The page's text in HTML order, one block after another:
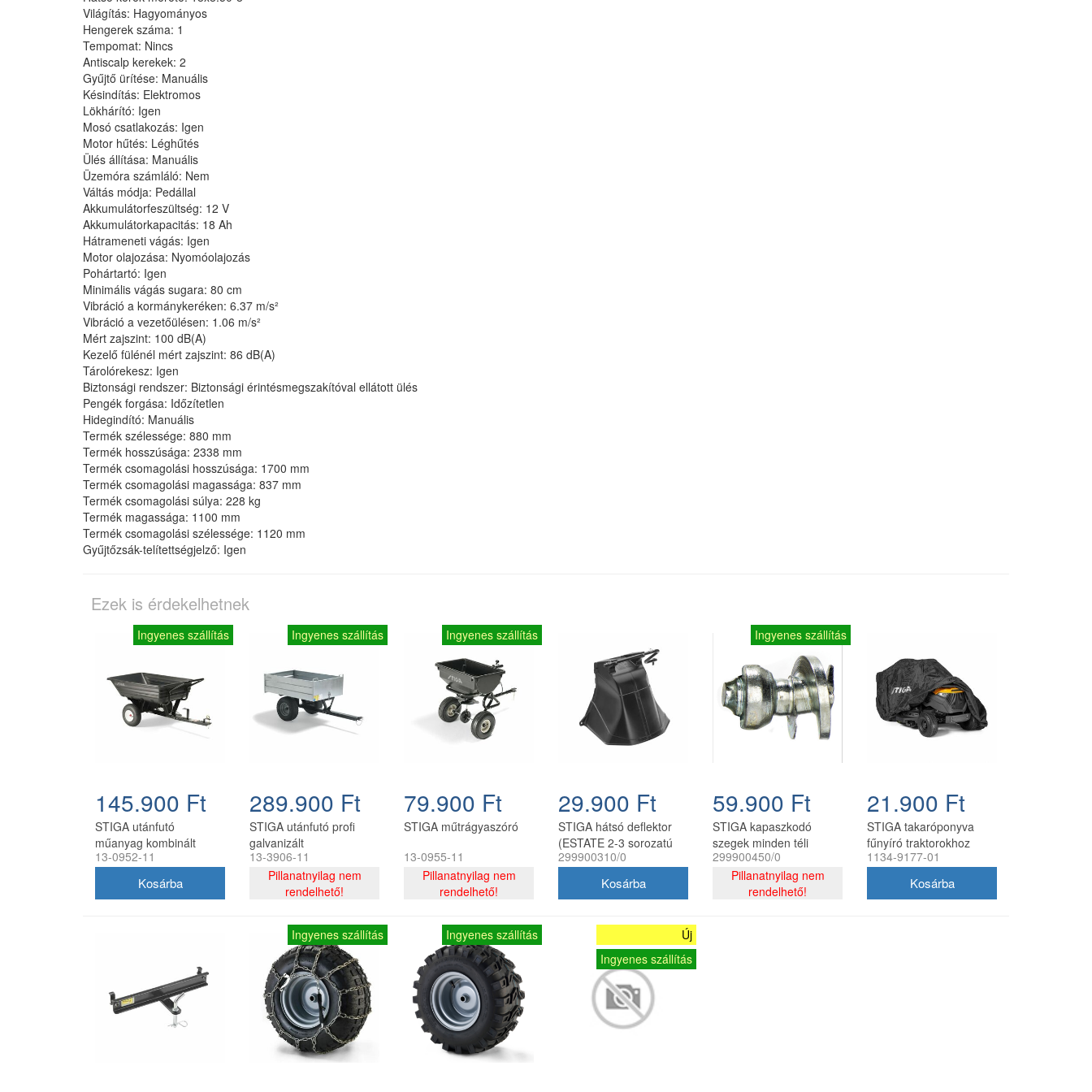
Világítás: Hagyományos
Hengerek száma: 1
Tempomat: Nincs
Antiscalp kerekek: 2
Gyűjtő ürítése: Manuális
Késindítás: Elektromos
Lökhárító: Igen
Mosó csatlakozás: Igen
Motor hűtés: Léghűtés
Ülés állítása: Manuális
Üzemóra számláló: Nem
Váltás módja: Pedállal
Akkumulátorfeszültség: 12 V
Akkumulátorkapacitás: 18 Ah
Hátrameneti vágás: Igen
Motor olajozása: Nyomóolajozás
Pohártartó: Igen
Minimális vágás sugara: 80 cm
Vibráció a kormánykeréken: 6.37 m/s²
Vibráció a vezetőülésen: 1.06 m/s²
Mért zajszint: 100 dB(A)
Kezelő fülénél mért zajszint: 86 dB(A)
Tárolórekesz: Igen
Biztonsági rendszer: Biztonsági érintésmegszakítóval ellátott ülés
Pengék forgása: Időzítetlen
Hidegindító: Manuális
Termék szélessége: 880 mm
Termék hosszúsága: 2338 mm
Termék csomagolási hosszúsága: 1700 mm
Termék csomagolási magassága: 837 mm
Termék csomagolási súlya: 228 kg
Termék magassága: 1100 mm
Termék csomagolási szélessége: 1120 mm
Gyűjtőzsák-telítettségjelző: Igen
Ezek is érdekelhetnek
Ingyenes szállítás
145.900 Ft
STIGA utánfutó
műanyag kombinált
13-0952-11
Ingyenes szállítás
289.900 Ft
STIGA utánfutó profi
galvanizált
13-3906-11
Pillanatnyilag nem
rendelhető!
Ingyenes szállítás
79.900 Ft
STIGA műtrágyaszóró
13-0955-11
Pillanatnyilag nem
rendelhető!
29.900 Ft
STIGA hátsó deflektor
(ESTATE 2-3 sorozatú
traktorokra)
299900310/0
Ingyenes szállítás
59.900 Ft
STIGA kapaszkodó
szegek minden téli
kerékhez
299900450/0
Pillanatnyilag nem
rendelhető!
21.900 Ft
STIGA takaróponyva
fűnyíró traktorokhoz
1134-9177-01
Ingyenes szállítás Ingyenes szállítás
Új
Ingyenes szállítás